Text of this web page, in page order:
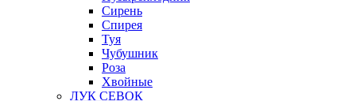
Сирень
Спирея
Туя
Чубушник
Роза
Хвойные
ЛУК СЕВОК